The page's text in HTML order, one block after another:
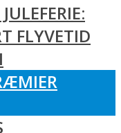
FLYVETID